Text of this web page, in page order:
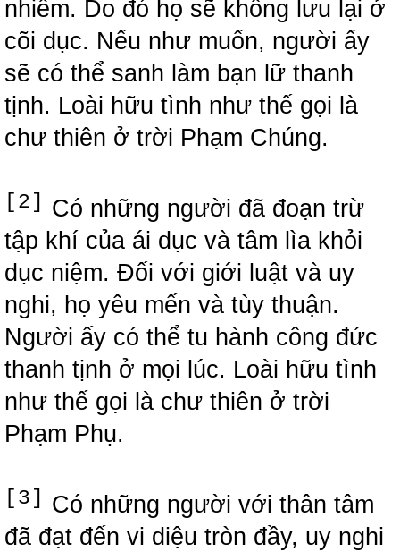
nhiễm. Do đó họ sẽ không lưu lại ở
cõi dục. Nếu như muốn, người ấy
sẽ có thể sanh làm bạn lữ thanh
tịnh. Loài hữu tình như thế gọi là
chư thiên ở trời Phạm Chúng.
[2]
Có những người đã đoạn trừ
tập khí của ái dục và tâm lìa khỏi
dục niệm. Đối với giới luật và uy
nghi, họ yêu mến và tùy thuận.
Người ấy có thể tu hành công đức
thanh tịnh ở mọi lúc. Loài hữu tình
như thế gọi là chư thiên ở trời
Phạm Phụ.
[3]
Có những người với thân tâm
đã đạt đến vi diệu tròn đầy, uy nghi